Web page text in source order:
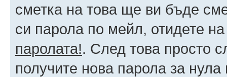
сметка на това ще ви бъде
си парола по мейл, отидете
паролата!. След това просто
получите нова парола за